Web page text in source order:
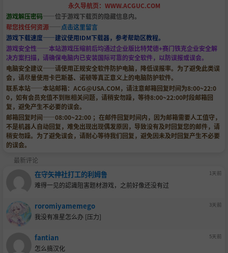
永久导航页：WWW.ACGUC.COM
游戏解压密码——位于游戏下载页的隐藏信息内。
帮您找任何资源——点击这里留言
游戏下载速度——建议使用IDM下载器，参考帮助区教程。
游戏安全性——本站游戏压缩前后均通过企业版比特梵德+赛门铁克企业安全解
决方案扫描，请确保电脑内已安装国际可靠的安全软件，以防误报或误会。
电脑安全建议——请使用正规安全软件防护电脑，降低误报率。为了避免此类误
会，请尽量使用卡巴斯基、诺顿等真正意义上的电脑防护软件。
联系本站——本站邮箱： ACG@USA.COM，请注意邮箱回复时间为8:00~22:0
0，如有会员充值不到账相关问题，请稍安勿躁，等待8:00~22:00时段邮箱回
复，避免产生不必要的误会。
邮箱回复时间——08:00~22:00 ；在邮件回复时间内，因为邮箱需要人工值守，
不是机器人自动回复，难免出现出现偶发原因，导致没有及时回复您的邮件，请
稍安勿躁。为了避免误会，请耐心等待我们回复，避免因未及时回复产生不必要
的误会。
最新评论
在守矢神社打工的利姆鲁 1天前
难得一见的認識阻害题材游戏，之前好像还没有过
roromiyamemego 3天前
我没有准星怎么办 [压力]
fantian 5天前
怎么搞汉化